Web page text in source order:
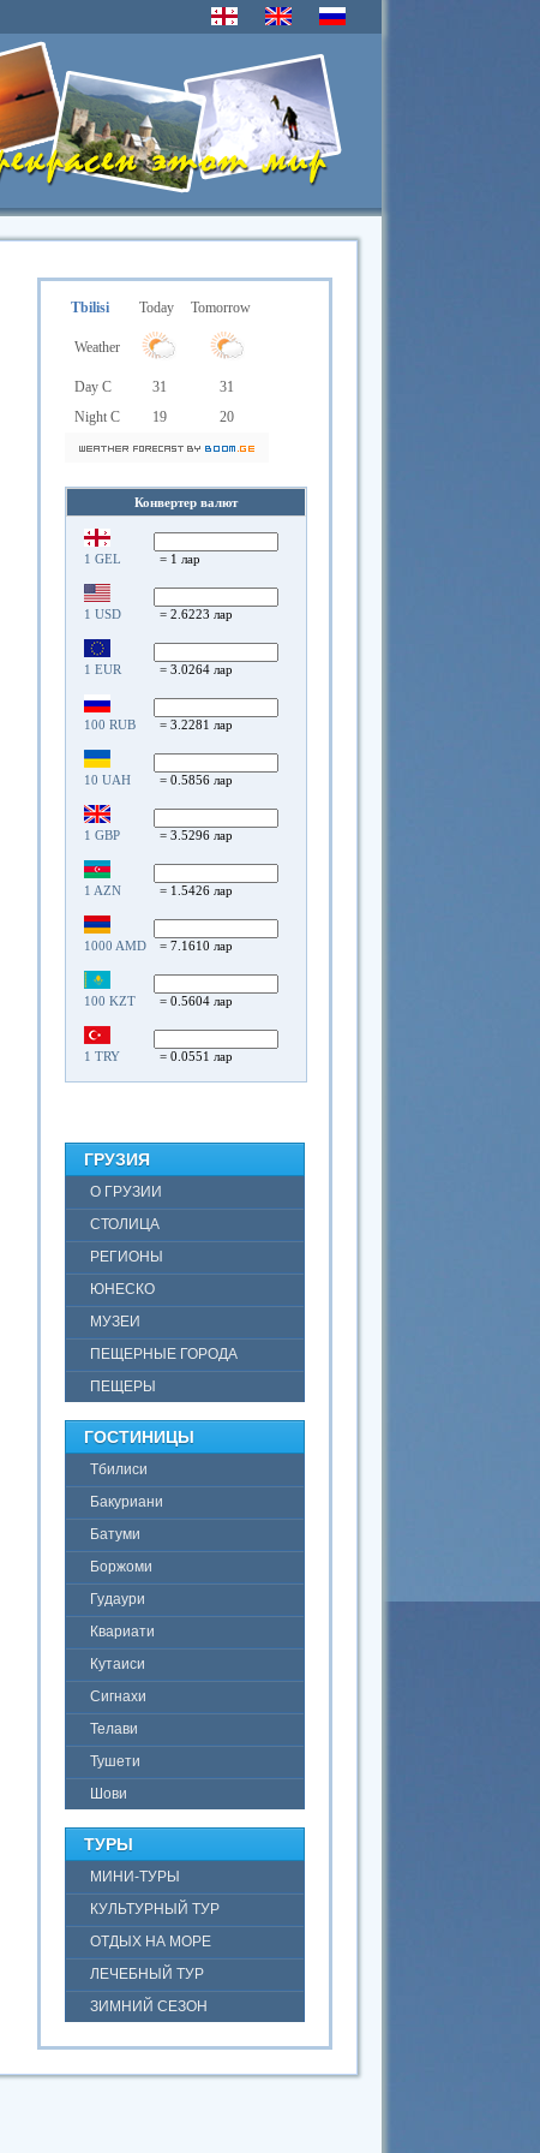
Tbilisi Today Tomorrow
Weather
Day C 31
31
Night C
19 20
Конвертер валют
1 GEL = 1 лар
1 USD = 2.6223 лар
1 EUR = 3.0264 лар
100 RUB = 3.2281 лар
10 UAH = 0.5856 лар
1 GBP = 3.5296 лар
1 AZN = 1.5426 лар
1000 AMD = 7.1610 лар
100 KZT = 0.5604 лар
1 TRY = 0.0551 лар
ГРУЗИЯ
О ГРУЗИИ
СТОЛИЦА
РЕГИОНЫ
ЮНЕСКО
МУЗЕИ
ПЕЩЕРНЫЕ ГОРОДА
ПЕЩЕРЫ
ГОСТИНИЦЫ
Тбилиси
Бакуриани
Батуми
Боржоми
Гудаури
Квариати
Кутаиси
Сигнахи
Телави
Тушети
Шови
ТУРЫ
МИНИ-ТУРЫ
КУЛЬТУРНЫЙ ТУР
ОТДЫХ НА МОРЕ
ЛЕЧЕБНЫЙ ТУР
ЗИМНИЙ СЕЗОН